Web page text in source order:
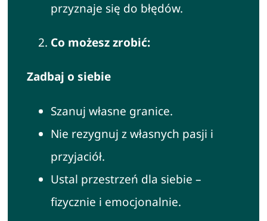
przyznaje się do błędów.
Co możesz zrobić:
Zadbaj o siebie
Szanuj własne granice.
Nie rezygnuj z własnych pasji i
przyjaciół.
Ustal przestrzeń dla siebie –
fizycznie i emocjonalnie.